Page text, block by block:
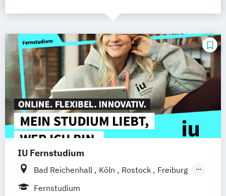
IU Fernstudium
Bad Reichenhall Köln Rostock
Freiburg
Kiel
Frankfurt am Main
Fernstudium